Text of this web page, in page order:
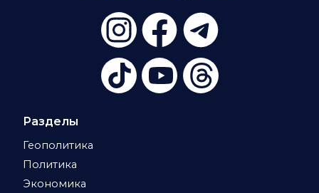
Разделы
Геополитика
Политика
Экономика